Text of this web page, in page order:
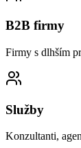
B2B firmy
Firmy s dlhším
Služby
Konzultanti,